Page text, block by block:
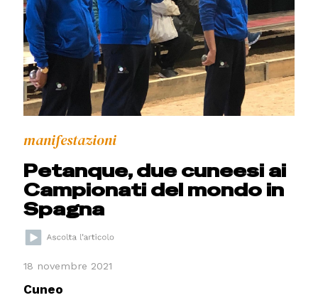
manifestazioni
Petanque, due cuneesi ai
Campionati del mondo in
Spagna
18 novembre 2021
Cuneo